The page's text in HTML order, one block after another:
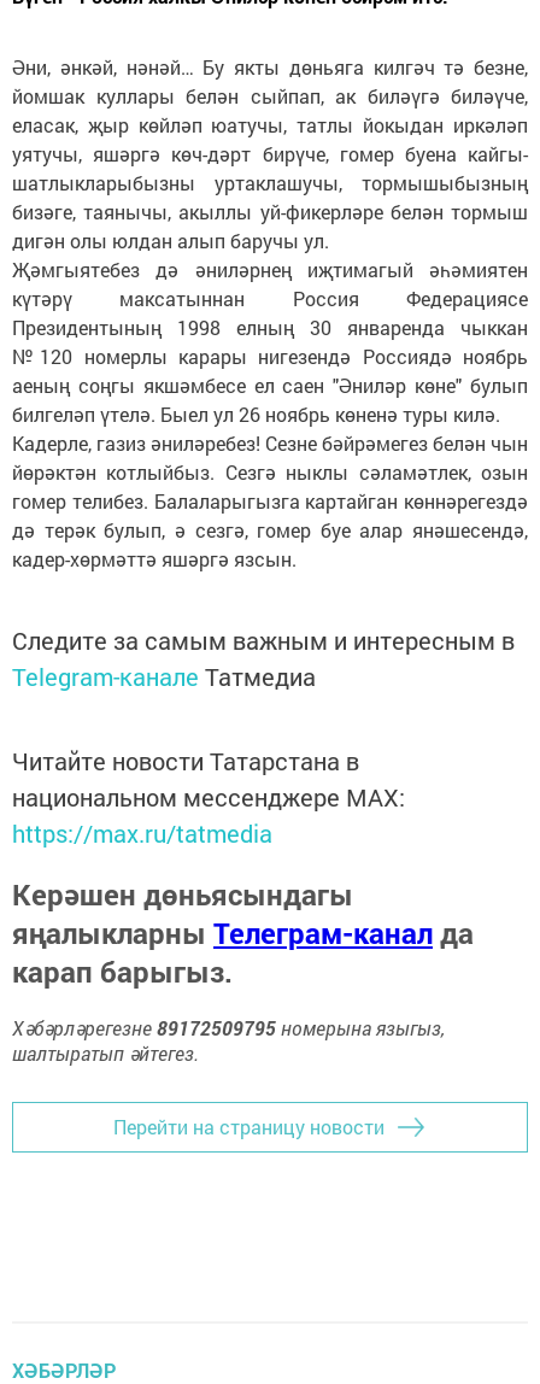
Әни, әнкәй, нәнәй… Бу якты дөньяга килгәч тә безне,
йомшак куллары белән сыйпап, ак биләүгә биләүче,
еласак, җыр көйләп юатучы, татлы йокыдан иркәләп
уятучы, яшәргә көч-дәрт бирүче, гомер буена кайгы-
шатлыкларыбызны уртаклашучы, тормышыбызның
бизәге, таянычы, акыллы уй-фикерләре белән тормыш
дигән олы юлдан алып баручы ул.
Җәмгыятебез дә әниләрнең иҗтимагый әһәмиятен
күтәрү максатыннан Россия Федерациясе
Президентының 1998 елның 30 январенда чыккан
№120 номерлы карары нигезендә Россиядә ноябрь
аеның соңгы якшәмбесе ел саен "Әниләр көне" булып
билгеләп үтелә. Быел ул 26 ноябрь көненә туры килә.
Кадерле, газиз әниләребез! Сезне бәйрәмегез белән чын
йөрәктән котлыйбыз. Сезгә ныклы сәламәтлек, озын
гомер телибез. Балаларыгызга картайган көннәрегездә
дә терәк булып, ә сезгә, гомер буе алар янәшесендә,
кадер-хөрмәттә яшәргә язсын.
Следите за самым важным и интересным в
Telegram-канале Татмедиа
Читайте новости Татарстана в
национальном мессенджере MАХ:
https://max.ru/tatmedia
Керәшен дөньясындагы
яңалыкларны Телеграм-каналда
карап барыгыз.
Хәбәрләрегезне89172509795номерына языгыз,
шалтыратып әйтегез.
Перейти на страницу новости
ХӘБӘРЛӘР